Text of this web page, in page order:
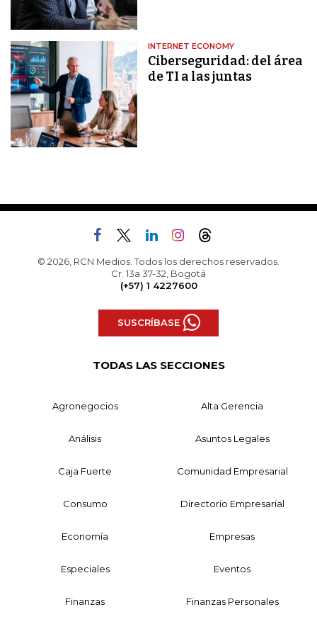
INTERNET ECONOMY
Ciberseguridad: del área
de TI a las juntas
© 2026, RCN Medios. Todos los derechos reservados.
Cr. 13a 37-32, Bogotá
(+57) 1 4227600
SUSCRÍBASE
TODAS LAS SECCIONES
Agronegocios Alta Gerencia
Análisis Asuntos Legales
Caja Fuerte Comunidad Empresarial
Consumo Directorio Empresarial
Economía Empresas
Especiales Eventos
Finanzas Finanzas Personales